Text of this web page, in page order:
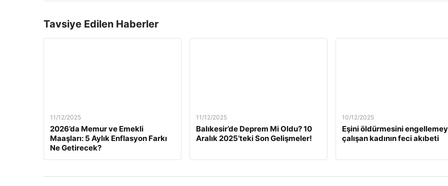
Tavsiye Edilen Haberler
11/12/2025
2026’da Memur ve Emekli
Maaşları: 5 Aylık Enflasyon Farkı
Ne Getirecek?
11/12/2025
Balıkesir’de Deprem Mi Oldu? 10
Aralık 2025’teki Son Gelişmeler!
10/12/2025
Eşini öldürmesini
çalışan kadının feci akıbeti